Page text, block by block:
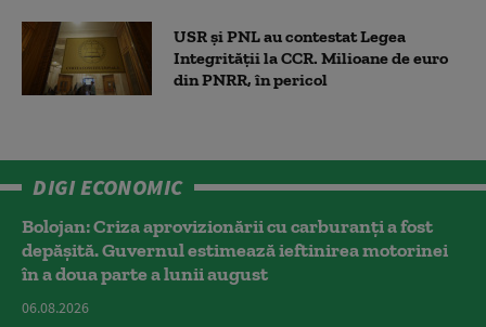
USR și PNL au contestat Legea
Integrității la CCR. Milioane de euro
din PNRR, în pericol
DIGI ECONOMIC
Bolojan: Criza aprovizionării cu carburanți a fost
depășită. Guvernul estimează ieftinirea motorinei
în a doua parte a lunii august
06.08.2026